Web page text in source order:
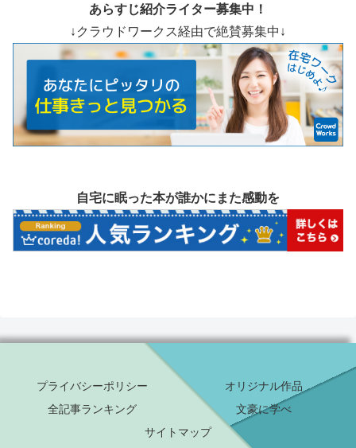
あらすじ紹介ライター募集中！
↓クラウドワークス経由で絶賛募集中↓
自宅に眠った本が誰かにまた感動を
プライバシーポリシー
オリジナル作品
全記事ランキング
文豪に学べ
サイトマップ